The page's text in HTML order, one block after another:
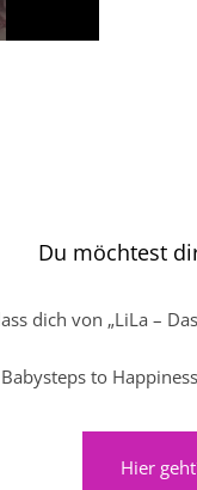
Du möchtest
dich von „LiLa –
to
Hier